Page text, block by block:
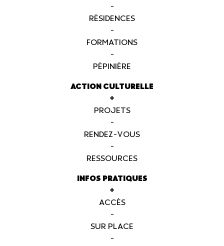
-
RÉSIDENCES
-
FORMATIONS
-
PÉPINIÈRE
ACTION CULTURELLE
+
PROJETS
-
RENDEZ-VOUS
-
RESSOURCES
INFOS PRATIQUES
+
ACCÈS
-
SUR PLACE
-